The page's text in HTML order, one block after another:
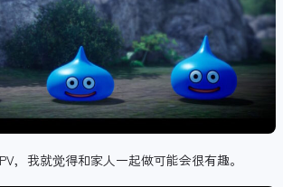
，我就觉得和家人一起做可能会很有趣。